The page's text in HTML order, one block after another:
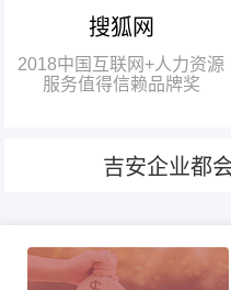
搜狐网
2018中国互联网+人力资源
服务值得信赖品牌奖
吉安企业都